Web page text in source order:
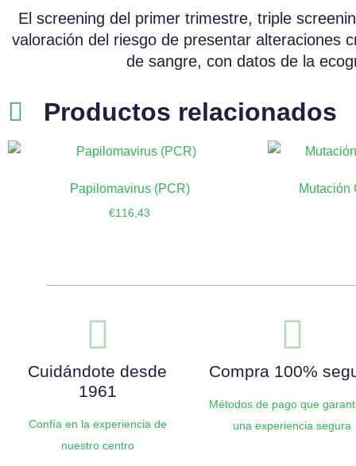
El screening del primer trimestre, triple
valoración del riesgo de presentar alteraciones
de sangre, con datos de la
Productos relacionados
Papilomavirus (PCR)
€116,43
Mutación
Cuidándote desde
1961
Confía en la experiencia de
nuestro centro
Compra 100%
Métodos de pago que
una experiencia segura